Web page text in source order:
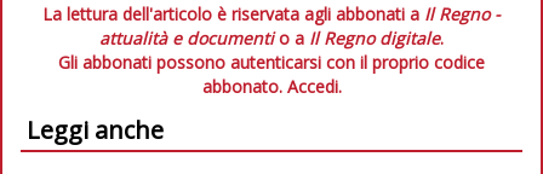
La lettura dell'articolo è riservata agli abbonati a Il Regno -
attualità e documentio a Il Regno digitale.
Gli abbonati possono autenticarsi con il proprio codice
abbonato. Accedi.
Leggi anche